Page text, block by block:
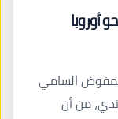
أوروبا
السامي
من أن